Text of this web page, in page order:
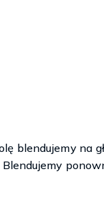
blendujemy na